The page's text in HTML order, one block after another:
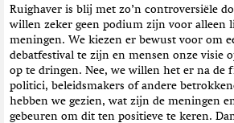
Ruighaver is blij met zo’n controversiële
willen zeker geen podium zijn voor alleen
meningen. We kiezen er bewust voor om
debatfestival te zijn en mensen onze visie
op te dringen. Nee, we willen het er na de
politici, beleidsmakers of andere
hebben we gezien, wat zijn de meningen
gebeuren om dit ten positieve te keren.